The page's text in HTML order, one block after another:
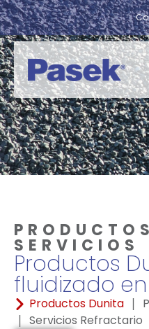
SERVICIOS
Productos
fluidizado
Productos Dunita
Servicios Refractario